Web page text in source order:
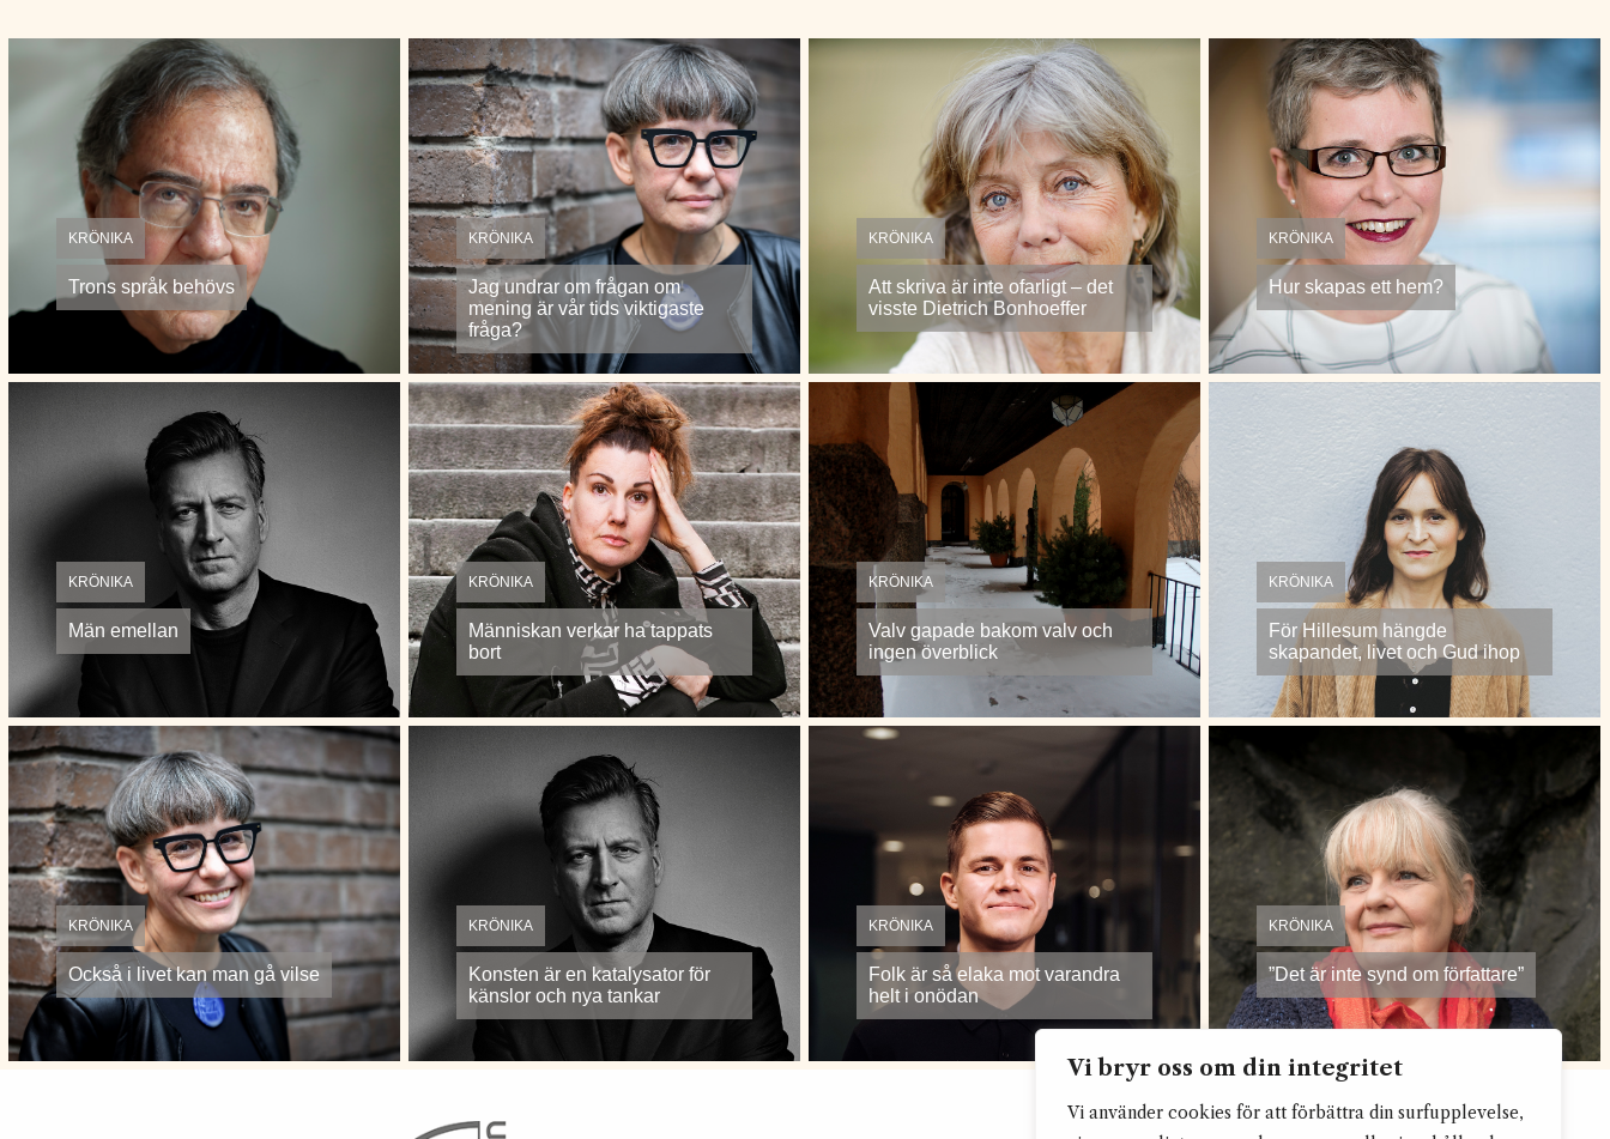
Vi bryr oss om din integritet
Vi använder cookies för att förbättra din surfupplevelse,
KRÖNIKA
Trons språk behövs
KRÖNIKA
Jag undrar om frågan om
mening är vår tids viktigaste
fråga?
KRÖNIKA
Att skriva är inte ofarligt – det
visste Dietrich Bonhoeffer
KRÖNIKA
Hur skapas ett hem?
KRÖNIKA
Män emellan
KRÖNIKA
Människan verkar ha tappats
bort
KRÖNIKA
Valv gapade bakom valv och
ingen överblick
KRÖNIKA
För Hillesum hängde
skapandet, livet och Gud ihop
KRÖNIKA
Också i livet kan man gå vilse
KRÖNIKA
Konsten är en katalysator för
känslor och nya tankar
KRÖNIKA
Folk är så elaka mot varandra
helt i onödan
KRÖNIKA
”Det är inte synd om författare”